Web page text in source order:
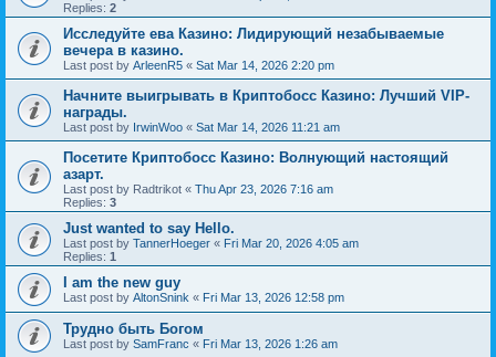
Replies: 2
Исследуйте ева Казино: Лидирующий незабываемые
вечера в казино.
Last post by ArleenR5 « Sat Mar 14, 2026 2:20 pm
Начните выигрывать в Криптобосс Казино: Лучший VIP-
награды.
Last post by IrwinWoo « Sat Mar 14, 2026 11:21 am
Посетите Криптобосс Казино: Волнующий настоящий
азарт.
Last post by Radtrikot « Thu Apr 23, 2026 7:16 am
Replies: 3
Just wanted to say Hello.
Last post by TannerHoeger « Fri Mar 20, 2026 4:05 am
Replies: 1
I am the new guy
Last post by AltonSnink « Fri Mar 13, 2026 12:58 pm
Трудно быть Богом
Last post by SamFranc « Fri Mar 13, 2026 1:26 am